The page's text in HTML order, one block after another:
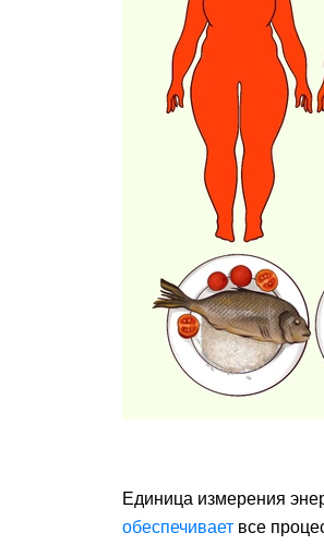
Единица измерения
обеспечивает все